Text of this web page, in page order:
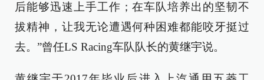
后能够迅速上手工作；在车队培养出的坚韧不
拔精神，让我无论遭遇何种困难都能咬牙挺过
去。”曾任LS Racing车队队长的黄继宇说。